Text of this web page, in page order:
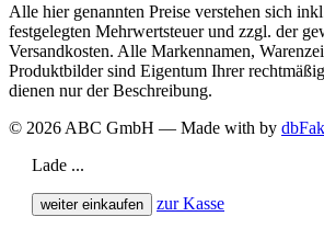
Alle hier genannten Preise verstehen sich
festgelegten Mehrwertsteuer und zzgl. der
Versandkosten. Alle Markennamen,
Produktbilder sind Eigentum Ihrer
dienen nur der Beschreibung.
© 2026 ABC GmbH — Made with by
Lade ...
weiter einkaufen zur Kasse